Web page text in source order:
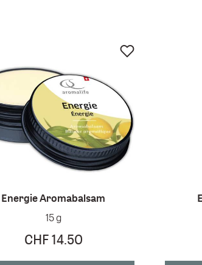
Energie Aromabalsam
15 g
CHF 14.50